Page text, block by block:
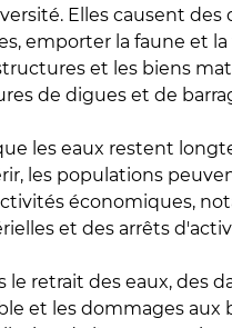
Elles causent
emporter la faune et
et les biens
de digues et de
les eaux restent
les populations
économiques,
et des arrêts
le retrait des eaux, des
et les dommages aux